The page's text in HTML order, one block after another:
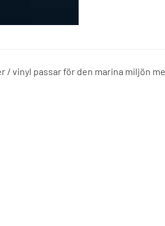
vinyl passar för den marina miljön